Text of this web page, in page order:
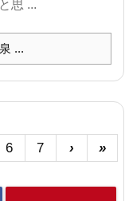
思 ...
...
6 7 › »